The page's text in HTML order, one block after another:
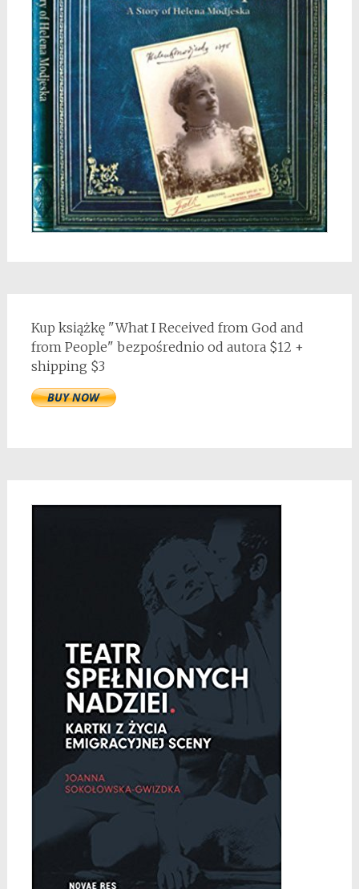
Kup książkę "What I Received from God and
from People" bezpośrednio od autora $12 +
shipping $3